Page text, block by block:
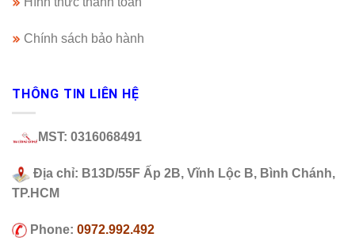
Chính sách bảo hành
THÔNG TIN LIÊN HỆ
MST: 0316068491
Địa chỉ: B13D/55F Ấp 2B, Vĩnh Lộc B, Bình Chánh,
TP.HCM
Phone: 0972.992.492